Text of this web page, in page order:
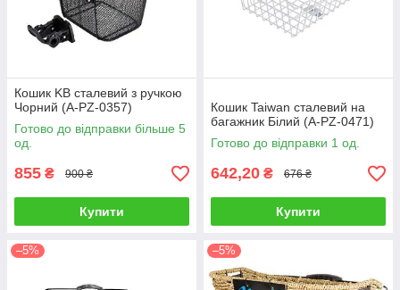
Кошик KB сталевий з ручкою
Чорний (A-PZ-0357)
Готово до відправки більше 5
од.
855 ₴ 900 ₴
Купити
Кошик Taiwan сталевий на
багажник Білий (A-PZ-0471)
Готово до відправки 1 од.
642,20 ₴ 676 ₴
Купити
–5% –5%